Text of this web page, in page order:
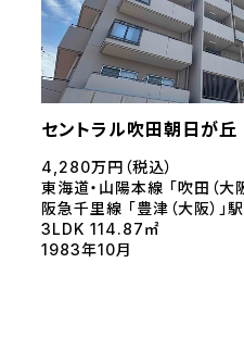
セントラル吹田朝日が丘
4,280万円（税込）
東海道・山陽本線 「吹田（大
阪急千里線 「豊津（大阪）」
3LDK 114.87㎡
1983年10月